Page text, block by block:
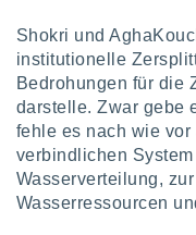
Shokri und
institutionelle
Bedrohungen für die
darstelle. Zwar gebe
fehle es nach wie vor
verbindlichen
Wasserverteilung,
Wasserressourcen